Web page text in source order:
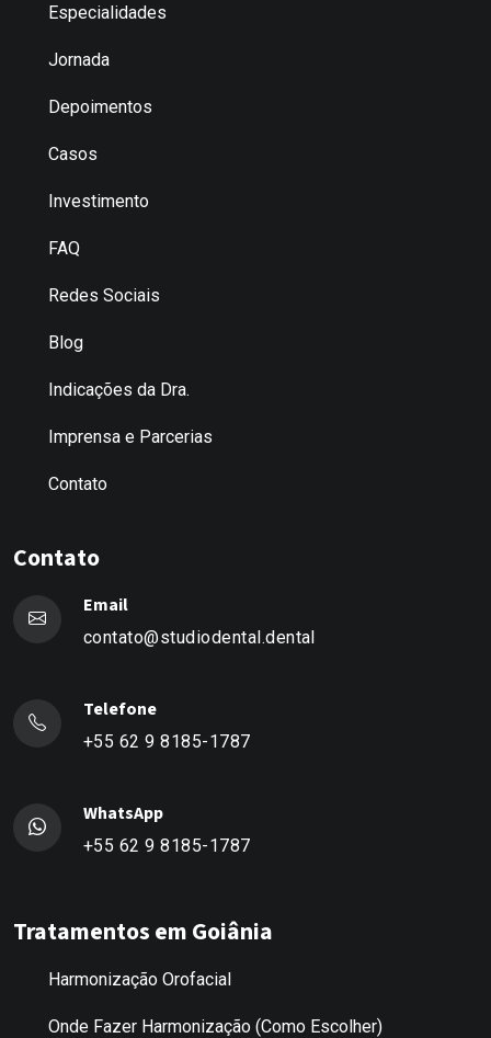
Especialidades
Jornada
Depoimentos
Casos
Investimento
FAQ
Redes Sociais
Blog
Indicações da Dra.
Imprensa e Parcerias
Contato
Contato
Email
contato@studiodental.dental
Telefone
+55 62 9 8185-1787
WhatsApp
+55 62 9 8185-1787
Tratamentos em Goiânia
Harmonização Orofacial
Onde Fazer Harmonização (Como Escolher)